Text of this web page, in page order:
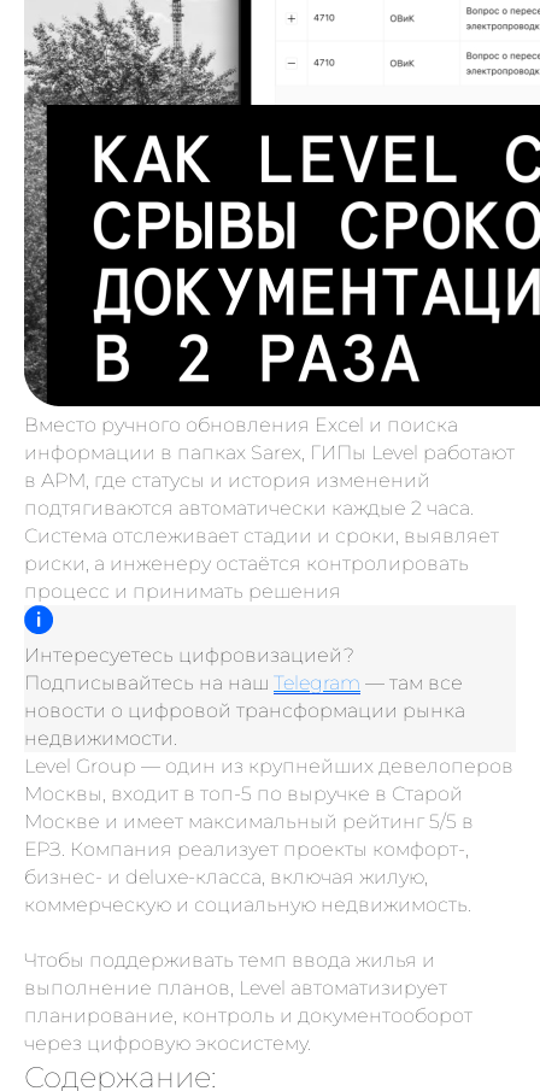
Вместо ручного обновления Excel и поиска
информации в папках Sarex, ГИПы Level работают
в АРМ, где статусы и история изменений
подтягиваются автоматически каждые 2 часа.
Система отслеживает стадии и сроки, выявляет
риски, а инженеру остаётся контролировать
процесс и принимать решения
Интересуетесь цифровизацией?
Подписывайтесь на наш Telegram — там все
новости о цифровой трансформации рынка
недвижимости.
Level Group — один из крупнейших девелоперов
Москвы, входит в топ-5 по выручке в Старой
Москве и имеет максимальный рейтинг 5/5 в
ЕРЗ. Компания реализует проекты комфорт-,
бизнес- и deluxe-класса, включая жилую,
коммерческую и социальную недвижимость.
Чтобы поддерживать темп ввода жилья и
выполнение планов, Level автоматизирует
планирование, контроль и документооборот
через цифровую экосистему.
Содержание: